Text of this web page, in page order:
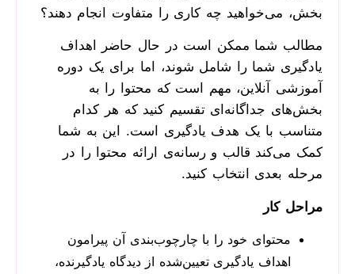
بخش، می‌خواهید چه کاری را متفاوت انجام دهند؟
مطالب شما ممکن است در حال حاضر اهداف
یادگیری شما را شامل شوند، اما برای یک دوره
آموزشی آنلاین، مهم است که محتوا را به
بخش‌های جداگانه‌ای تقسیم کنید که هر کدام
متناسب با یک هدف یادگیری است. این به شما
کمک می‌کند قالب و رسانه‌ی ارائه محتوا را در
مرحله بعدی انتخاب کنید.
مراحل کار
محتوای خود را با چارچوب‌بندی آن پیرامون
اهداف یادگیری تعیین‌شده از دیدگاه یادگیرنده،